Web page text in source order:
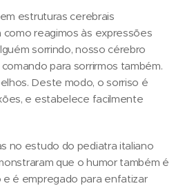
estruturas cerebrais
reagimos às expressões
sorrindo, nosso cérebro
para sorrirmos também.
Deste modo, o sorriso é
e estabelece facilmente
no estudo do pediatra italiano
que o humor também é
é empregado para enfatizar